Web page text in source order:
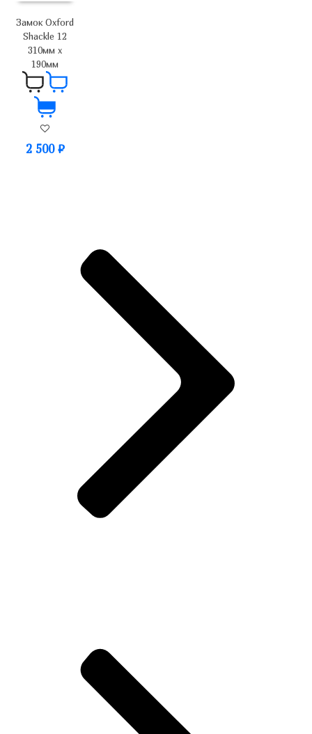
Замок Oxford
Shackle 12
310мм х
190мм
2 500 ₽